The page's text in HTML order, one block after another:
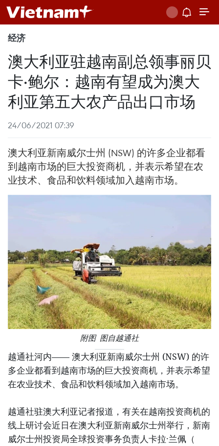
经济
澳大利亚驻越南副总领事丽贝
卡·鲍尔：越南有望成为澳大
利亚第五大农产品出口市场
24/06/2021 07:39
澳大利亚新南威尔士州 (NSW) 的许多企业都看
到越南市场的巨大投资商机，并表示希望在农
业技术、食品和饮料领域加入越南市场。
附图 图自越通社
越通社河内—— 澳大利亚新南威尔士州 (NSW) 的许
多企业都看到越南市场的巨大投资商机，并表示希望
在农业技术、食品和饮料领域加入越南市场。
越通社驻澳大利亚记者报道，有关在越南投资商机的
线上研讨会近日在澳大利亚新南威尔士州举行，新南
威尔士州投资局全球投资事务负责人卡拉·兰佩（